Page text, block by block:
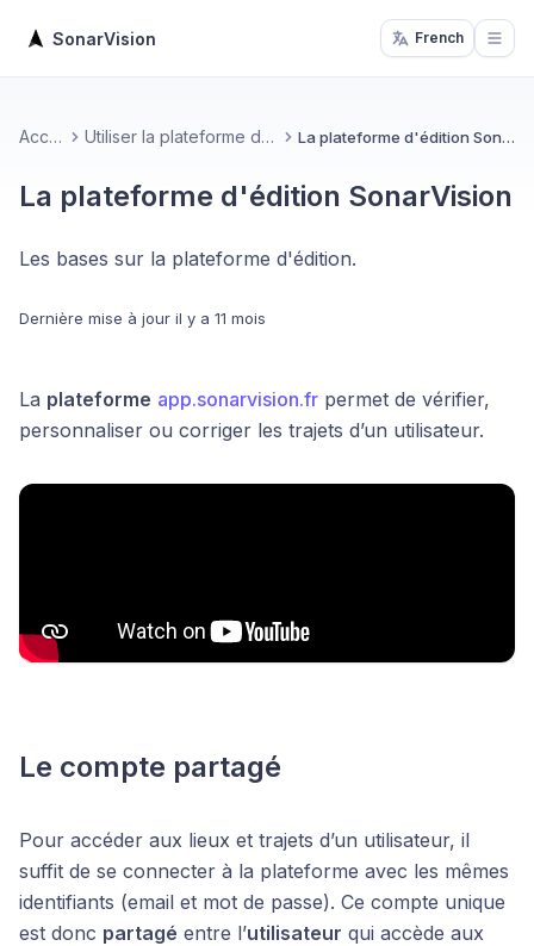
SonarVision French
Accueil Utiliser la plateforme d'édition La plateforme d'édition SonarVision
La plateforme d'édition SonarVision
Les bases sur la plateforme d'édition.
Dernière mise à jour il y a 11 mois
La plateforme app.sonarvision.fr permet de vérifier,
personnaliser ou corriger les trajets d’un utilisateur.
Le compte partagé
Pour accéder aux lieux et trajets d’un utilisateur, il
suffit de se connecter à la plateforme avec les mêmes
identifiants (email et mot de passe). Ce compte unique
est donc partagé entre l’utilisateur qui accède aux